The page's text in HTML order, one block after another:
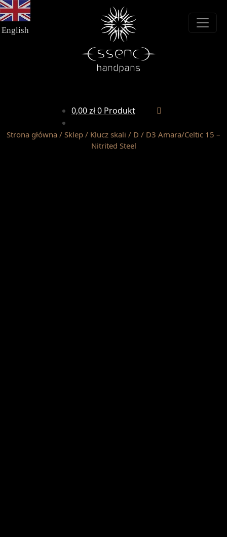
Przejdź
do
nawigacji
Przejdź
do
treści
English
0,00zł0 Produkt
Strona główna / Sklep / Klucz skali / D / D3 Amara/Celtic 15 –
Nitrited Steel